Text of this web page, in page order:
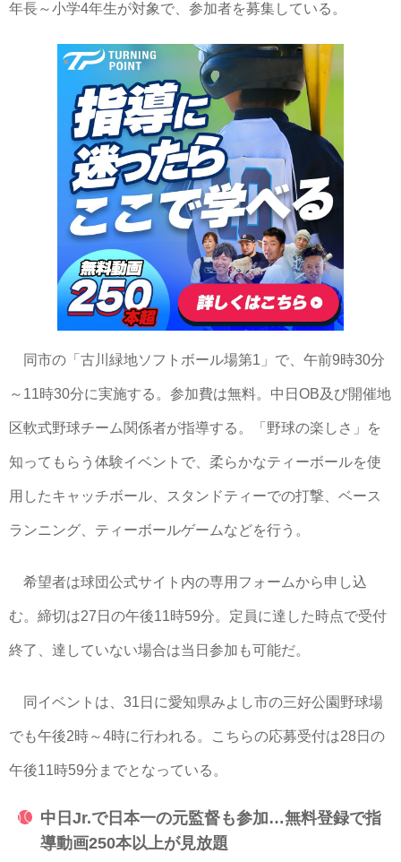
年長～小学4年生が対象で、参加者を募集している。
同市の「古川緑地ソフトボール場第1」で、午前9時30分
～11時30分に実施する。参加費は無料。中日OB及び開催地
区軟式野球チーム関係者が指導する。「野球の楽しさ」を
知ってもらう体験イベントで、柔らかなティーボールを使
用したキャッチボール、スタンドティーでの打撃、ベース
ランニング、ティーボールゲームなどを行う。
希望者は球団公式サイト内の専用フォームから申し込
む。締切は27日の午後11時59分。定員に達した時点で受付
終了、達していない場合は当日参加も可能だ。
同イベントは、31日に愛知県みよし市の三好公園野球場
でも午後2時～4時に行われる。こちらの応募受付は28日の
午後11時59分までとなっている。
中日Jr.で日本一の元監督も参加…無料登録で指
導動画250本以上が見放題